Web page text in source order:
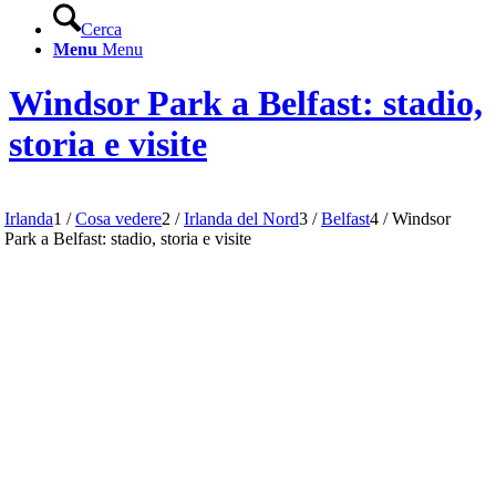
Cerca
Menu Menu
Windsor Park a Belfast: stadio,
storia e visite
Irlanda1 / Cosa vedere2 / Irlanda del Nord3 / Belfast4 / Windsor
Park a Belfast: stadio, storia e visite